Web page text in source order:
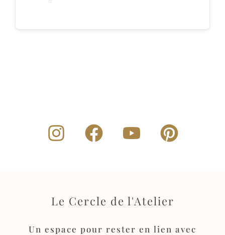
Le Cercle de l'Atelier
Un espace pour rester en lien avec